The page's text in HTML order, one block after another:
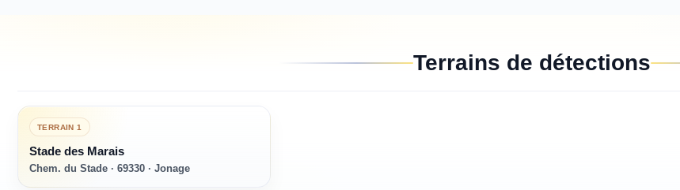
Terrains de détections
TERRAIN1
Stade des Marais
Chem. du Stade · 69330 · Jonage